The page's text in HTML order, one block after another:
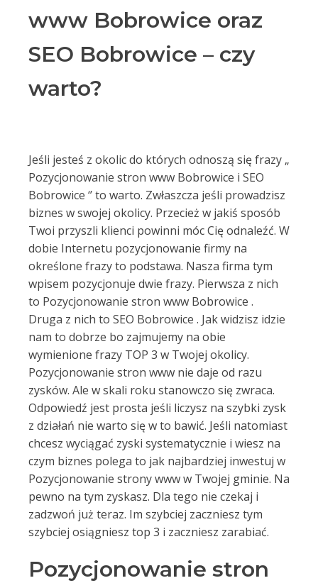
www Bobrowice oraz
SEO Bobrowice – czy
warto?
Jeśli jesteś z okolic do których odnoszą się frazy „
Pozycjonowanie stron www Bobrowice i SEO
Bobrowice ‘’ to warto. Zwłaszcza jeśli prowadzisz
biznes w swojej okolicy. Przecież w jakiś sposób
Twoi przyszli klienci powinni móc Cię odnaleźć. W
dobie Internetu pozycjonowanie firmy na
określone frazy to podstawa. Nasza firma tym
wpisem pozycjonuje dwie frazy. Pierwsza z nich
to Pozycjonowanie stron www Bobrowice .
Druga z nich to SEO Bobrowice . Jak widzisz idzie
nam to dobrze bo zajmujemy na obie
wymienione frazy TOP 3 w Twojej okolicy.
Pozycjonowanie stron www nie daje od razu
zysków. Ale w skali roku stanowczo się zwraca.
Odpowiedź jest prosta jeśli liczysz na szybki zysk
z działań nie warto się w to bawić. Jeśli natomiast
chcesz wyciągać zyski systematycznie i wiesz na
czym biznes polega to jak najbardziej inwestuj w
Pozycjonowanie strony www w Twojej gminie. Na
pewno na tym zyskasz. Dla tego nie czekaj i
zadzwoń już teraz. Im szybciej zaczniesz tym
szybciej osiągniesz top 3 i zaczniesz zarabiać.
Pozycjonowanie stron